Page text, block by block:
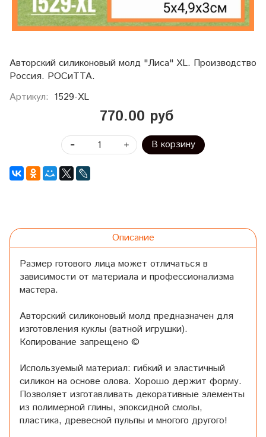
Авторский силиконовый молд "Лиса" XL. Производство
Россия. РОСиТТА.
Артикул: 1529-XL
770.00 руб
В корзину
Описание
Размер готового лица может отличаться в
зависимости от материала и профессионализма
мастера.
Авторский силиконовый молд предназначен для
изготовления куклы (ватной игрушки).
Копирование запрещено ©
Используемый материал: гибкий и эластичный
силикон на основе олова. Хорошо держит форму.
Позволяет изготавливать декоративные элементы
из полимерной глины, эпоксидной смолы,
пластика, древесной пульпы и многого другого!